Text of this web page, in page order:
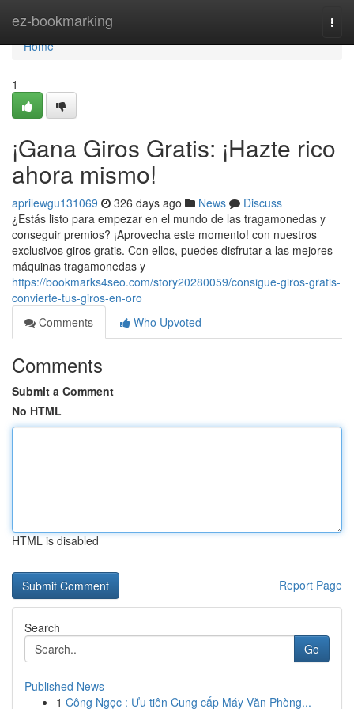
ez-bookmarking
Home
Home
1
¡Gana Giros Gratis: ¡Hazte rico
ahora mismo!
aprilewgu131069 326 days ago News
Discuss
¿Estás listo para empezar en el mundo de las tragamonedas y
conseguir premios? ¡Aprovecha este momento! con nuestros
exclusivos giros gratis. Con ellos, puedes disfrutar a las mejores
máquinas tragamonedas y
https://bookmarks4seo.com/story20280059/consigue-giros-gratis-
convierte-tus-giros-en-oro
Comments
Who Upvoted
Comments
Submit a Comment
No HTML
HTML is disabled
Report Page
Search
Go
Published News
1 Công Ngọc : Ưu tiên Cung cấp Máy Văn Phòng...